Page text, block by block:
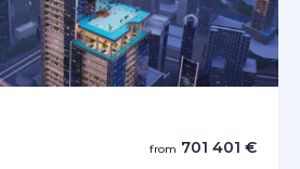
from 701 401 €